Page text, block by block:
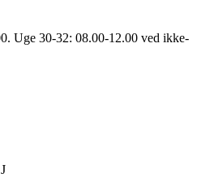
Uge 30-32: 08.00-12.00 ved ikke-